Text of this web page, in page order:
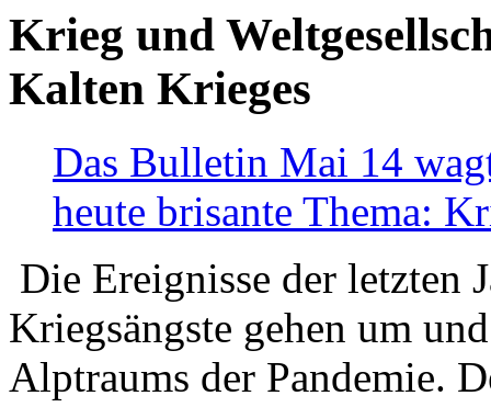
Krieg und
Kalten Krieges
Das Bulletin Mai 14
heute brisante Thema:
Die Ereignisse der letzten
Kriegsängste gehen um
Alptraums der Pandemie.